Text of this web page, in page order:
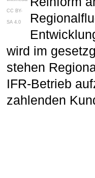
CC BY-
SA 4.0
wird im
stehen
IFR-Betrieb
zahlenden